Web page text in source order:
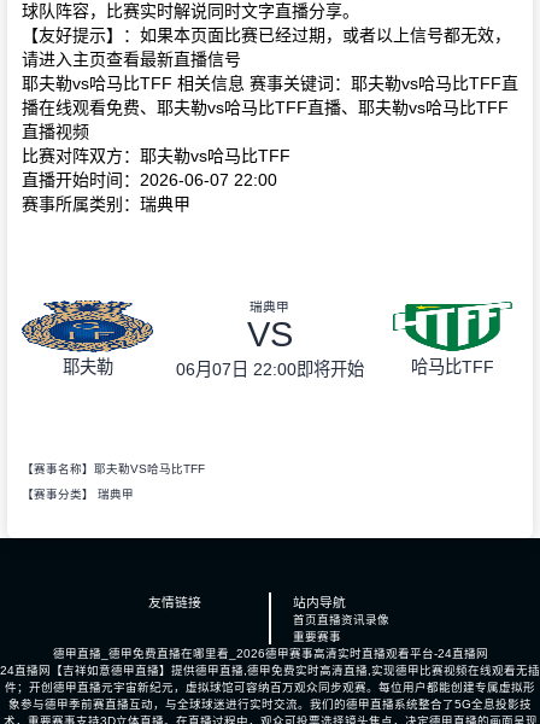
球队阵容，比赛实时解说同时文字直播分享。
【友好提示】：如果本页面比赛已经过期，或者以上信号都无效，
请进入主页查看最新直播信号
耶夫勒vs哈马比TFF 相关信息 赛事关键词：耶夫勒vs哈马比TFF直
播在线观看免费、耶夫勒vs哈马比TFF直播、耶夫勒vs哈马比TFF
直播视频
比赛对阵双方：耶夫勒vs哈马比TFF
直播开始时间：2026-06-07 22:00
赛事所属类别：瑞典甲
耶夫勒
瑞典甲
VS
06月07日 22:00即将开始 哈马比TFF
【赛事名称】耶夫勒VS哈马比TFF
【赛事分类】 瑞典甲
友情链接 站内导航
首页直播资讯录像
重要赛事
德甲直播_德甲免费直播在哪里看_2026德甲赛事高清实时直播观看平台-24直播网
24直播网【吉祥如意德甲直播】提供德甲直播,德甲免费实时高清直播,实现德甲比赛视频在线观看无插
件；开创德甲直播元宇宙新纪元，虚拟球馆可容纳百万观众同步观赛。每位用户都能创建专属虚拟形
象参与德甲季前赛直播互动，与全球球迷进行实时交流。我们的德甲直播系统整合了5G全息投影技
术，重要赛事支持3D立体直播。在直播过程中，观众可投票选择镜头焦点，决定德甲直播的画面呈现